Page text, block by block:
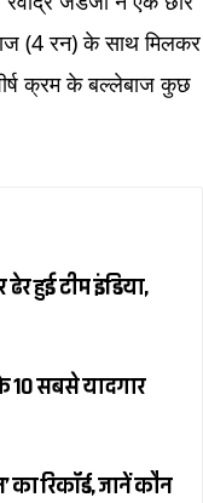
(4 रन) के साथ मिलकर
क्रम के बल्लेबाज कुछ
हुई टीम इंडिया,
10 सबसे यादगार
रिकॉर्ड, जानें कौन